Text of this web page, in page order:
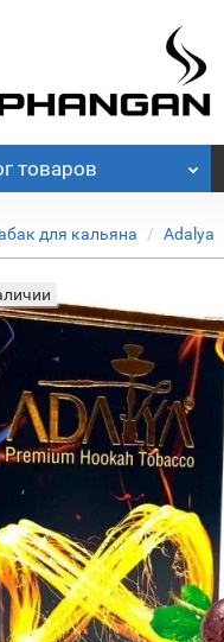
товаров
для кальяна Adalya